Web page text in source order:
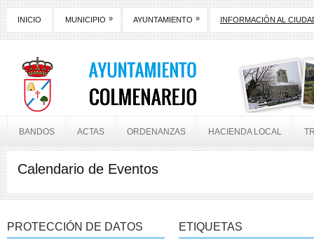
INICIO MUNICIPIO » AYUNTAMIENTO » INFORMACIÓN AL
BANDOS ACTAS ORDENANZAS HACIENDA LOCAL
Calendario de Eventos
PROTECCIÓN DE DATOS ETIQUETAS